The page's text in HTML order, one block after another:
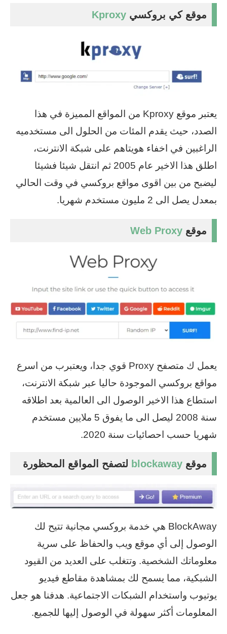
موقع كي بروكسي Kproxy
يعتبر موقع Kproxy من المواقع المميزة في هذا
الصدد، حيث يقدم المئات من الحلول الى مستخدميه
الراغبين في اخفاء هويتاهم على شبكة الانترنت،
اطلق هذا الاخير عام 2005 ثم انتقل شيئا فشيئا
ليضبح من بين اقوى مواقع بروكسي في وقت الحالي
بمعدل يصل الى 2 مليون مستخدم شهريا.
موقع Web Proxy
يعمل ك متصفح Proxy قوي جدا، ويعتبرب من اسرع
مواقع بروكسي الموجودة حاليا عبر شبكة الانترنت،
استطاع هذا الاخير الوصول الى العالمية بعد اطلاقه
سنة 2008 ليصل الى ما يفوق 5 ملايين مستخدم
شهريا حسب احصائيات سنة 2020.
موقع blockaway لتصفح المواقع المحظورة
BlockAway هي خدمة بروكسي مجانية تتيح لك
الوصول إلى أي موقع ويب والحفاظ على سرية
معلوماتك الشخصية. وتتغلب على العديد من القيود
الشبكية، مما يسمح لك بمشاهدة مقاطع فيديو
يوتيوب واستخدام الشبكات الاجتماعية. هدفنا هو جعل
المعلومات أكثر سهولة في الوصول إليها للجميع.